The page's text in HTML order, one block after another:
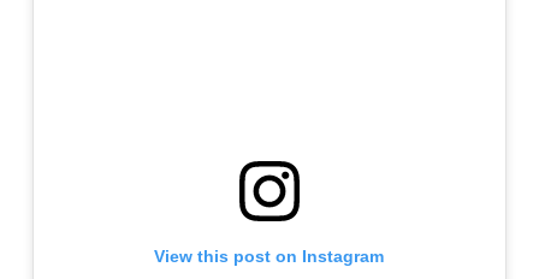
View this post on Instagram